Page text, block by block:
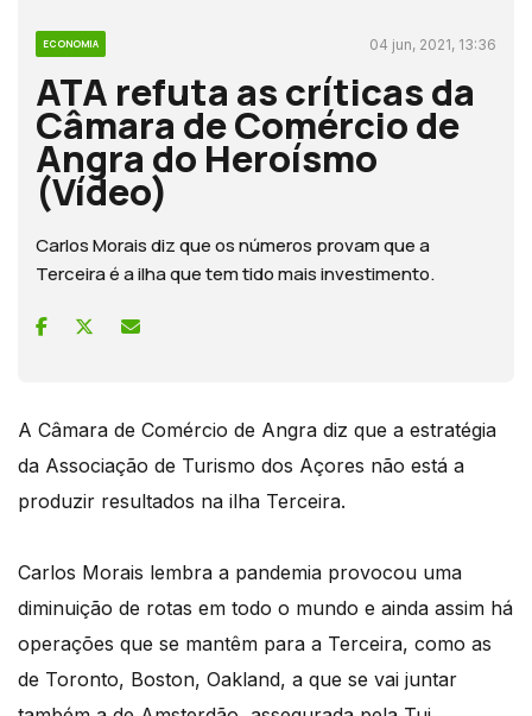
ECONOMIA 04 jun, 2021, 13:36
ATA refuta as críticas da
Câmara de Comércio de
Angra do Heroísmo
(Vídeo)
Carlos Morais diz que os números provam que a
Terceira é a ilha que tem tido mais investimento.
A Câmara de Comércio de Angra diz que a estratégia
da Associação de Turismo dos Açores não está a
produzir resultados na ilha Terceira.
Carlos Morais lembra a pandemia provocou uma
diminuição de rotas em todo o mundo e ainda assim há
operações que se mantêm para a Terceira, como as
de Toronto, Boston, Oakland, a que se vai juntar